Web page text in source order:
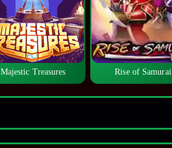
Majestic Treasures Rise of Samurai